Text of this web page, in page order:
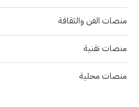
منصات الفن والثقافة
منصات تقنية
منصات محلية